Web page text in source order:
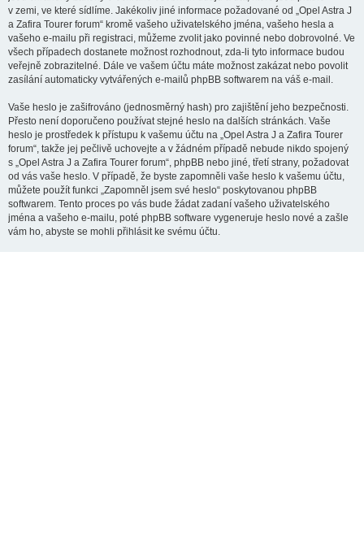
v zemi, ve které sídlíme. Jakékoliv jiné informace požadované od „Opel Astra J
a Zafira Tourer forum“ kromě vašeho uživatelského jména, vašeho hesla a
vašeho e-mailu při registraci, můžeme zvolit jako povinné nebo dobrovolné. Ve
všech případech dostanete možnost rozhodnout, zda-li tyto informace budou
veřejně zobrazitelné. Dále ve vašem účtu máte možnost zakázat nebo povolit
zasílání automaticky vytvářených e-mailů phpBB softwarem na váš e-mail.
Vaše heslo je zašifrováno (jednosměrný hash) pro zajištění jeho bezpečnosti.
Přesto není doporučeno používat stejné heslo na dalších stránkách. Vaše
heslo je prostředek k přístupu k vašemu účtu na „Opel Astra J a Zafira Tourer
forum“, takže jej pečlivě uchovejte a v žádném případě nebude nikdo spojený
s „Opel Astra J a Zafira Tourer forum“, phpBB nebo jiné, třetí strany, požadovat
od vás vaše heslo. V případě, že byste zapomněli vaše heslo k vašemu účtu,
můžete použít funkci „Zapomněl jsem své heslo“ poskytovanou phpBB
softwarem. Tento proces po vás bude žádat zadaní vašeho uživatelského
jména a vašeho e-mailu, poté phpBB software vygeneruje heslo nové a zašle
vám ho, abyste se mohli přihlásit ke svému účtu.